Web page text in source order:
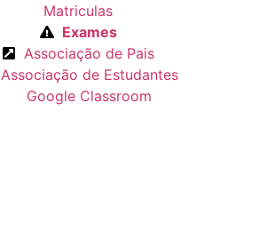
Matriculas
Exames
Associação de Pais
Associação de Estudantes
Google Classroom